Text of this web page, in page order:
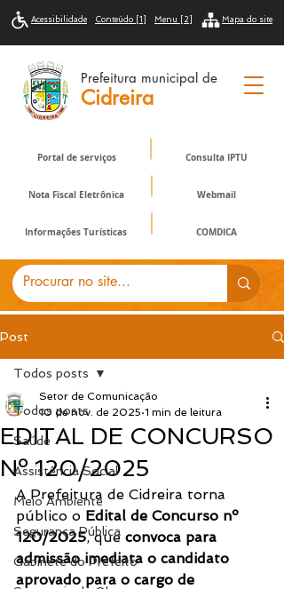
Portal de serviços Consulta IPTU
Nota Fiscal Eletrônica
Informações Turísticas COMDICA
Webmail
Acessibilidade Conteúdo [1] Menu [2] Mapa do site
Prefeitura municipal de
Cidreira
Post
Todos posts
Saúde
Assistência Social
Meio Ambiente
Segurança Pública
Gabinete do Prefeito
Todos posts
EDITAL DE CONCURSO
Nº 120/2025
Setor de Comunicação
10 de nov. de 2025 1 min de leitura
A Prefeitura de Cidreira torna
público o Edital de Concurso nº
120/2025, que convoca para
admissão imediata o candidato
aprovado para o cargo de